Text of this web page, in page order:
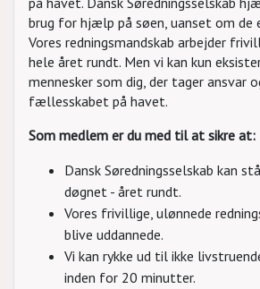
brug for hjælp på søen, uanset om de
Vores redningsmandskab arbejder
hele året rundt. Men vi kan kun
mennesker som dig, der tager ansvar
fællesskabet på havet.
Som medlem er du med til at sikre at:
Dansk Søredningsselskab kan
døgnet - året rundt.
Vores frivillige, ulønnede
blive uddannede.
Vi kan rykke ud til ikke
inden for 20 minutter.